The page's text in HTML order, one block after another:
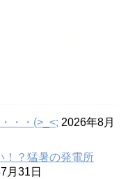
・・(>_<; 2026年8月
！？猛暑の発電所
月31日